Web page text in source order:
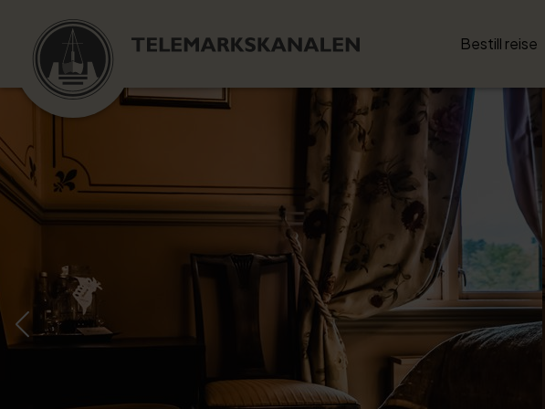
Bestill reise